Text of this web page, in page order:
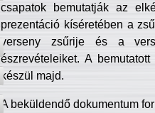
csapatok bemutatják az
prezentáció kíséretében a
verseny zsűrije és a
észrevételeiket. A
készül majd.
A beküldendő dokumentum